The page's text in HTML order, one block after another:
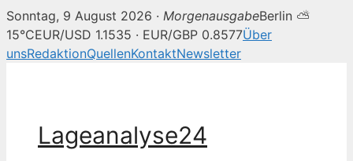
Sonntag, 9 August 2026 · MorgenausgabeBerlin ⛅
15°CEUR/USD 1.1535 · EUR/GBP 0.8577Über
unsRedaktionQuellenKontaktNewsletter
Lageanalyse24